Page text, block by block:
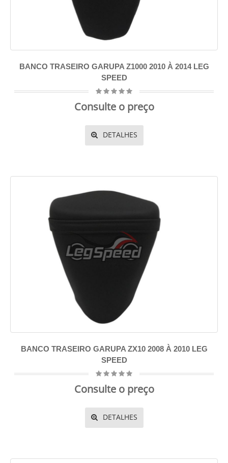
BANCO TRASEIRO GARUPA Z1000 2010 À 2014 LEG
SPEED
Consulte o preço
DETALHES
BANCO TRASEIRO GARUPA ZX10 2008 À 2010 LEG
SPEED
Consulte o preço
DETALHES